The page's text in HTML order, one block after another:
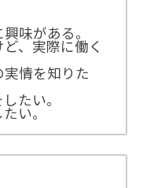
味がある。
、実際に働く
実情を知りた
たい。
い。